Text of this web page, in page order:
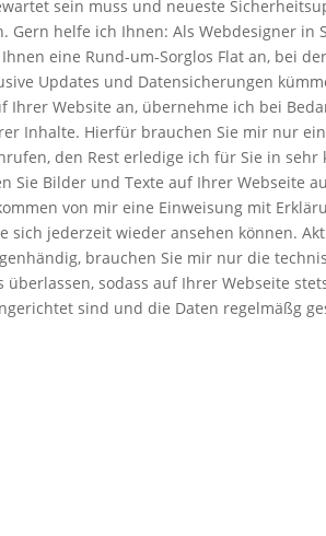
sein muss und neueste
Gern helfe ich Ihnen: Als Webdesigner in
eine Rund-um-Sorglos Flat an, bei
Updates und Datensicherungen
Ihrer Website an, übernehme ich bei
Inhalte. Hierfür brauchen Sie mir nur
den Rest erledige ich für Sie in sehr
Sie Bilder und Texte auf Ihrer Webseite
von mir eine Einweisung mit
sich jederzeit wieder ansehen können.
brauchen Sie mir nur die
überlassen, sodass auf Ihrer Webseite
sind und die Daten regelmäßg